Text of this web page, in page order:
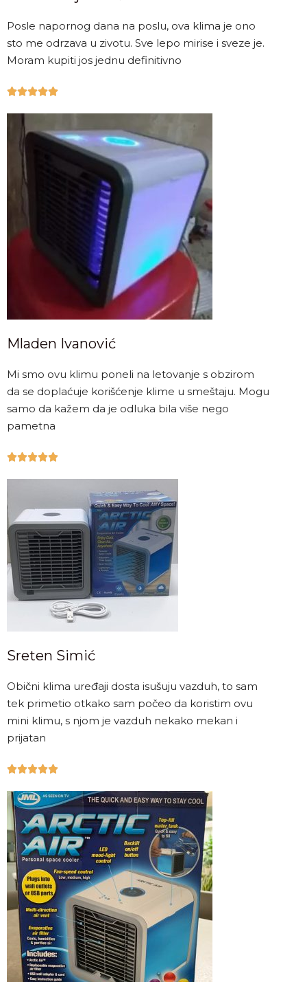
Posle napornog dana na poslu, ova klima je ono
sto me odrzava u zivotu. Sve lepo mirise i sveze je.
Moram kupiti jos jednu definitivno

Mladen Ivanović
Mi smo ovu klimu poneli na letovanje s obzirom
da se doplaćuje korišćenje klime u smeštaju. Mogu
samo da kažem da je odluka bila više nego
pametna

Sreten Simić
Obični klima uređaji dosta isušuju vazduh, to sam
tek primetio otkako sam počeo da koristim ovu
mini klimu, s njom je vazduh nekako mekan i
prijatan
